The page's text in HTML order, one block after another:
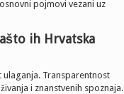
pojmovi vezani uz
ih Hrvatska
ulaganja. Transparentnost
i znanstvenih spoznaja.